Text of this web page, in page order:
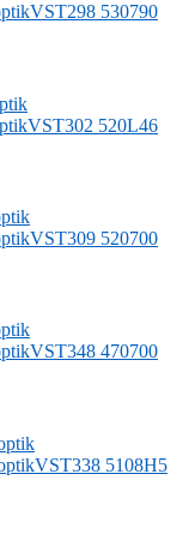
VST298 530790
VST302 520L46
VST309 520700
VST348 470700
VST338 5108H5